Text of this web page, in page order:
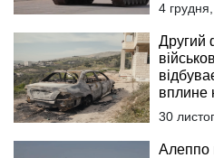
4
Другий
вплине
30
Алеппо